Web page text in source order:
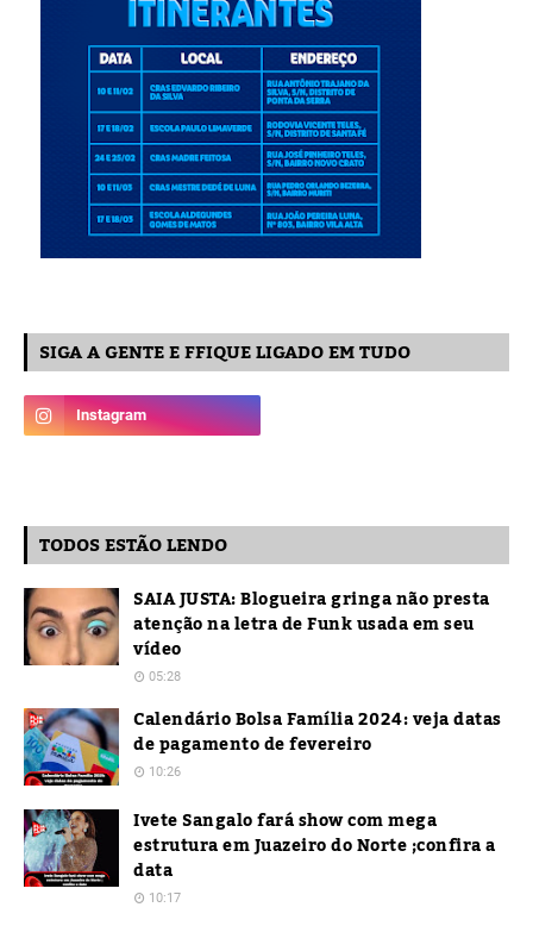
SIGA A GENTE E FFIQUE LIGADO EM TUDO
TODOS ESTÃO LENDO
SAIA JUSTA: Blogueira gringa não presta
atenção na letra de Funk usada em seu
vídeo
05:28
Calendário Bolsa Família 2024: veja datas
de pagamento de fevereiro
10:26
Ivete Sangalo fará show com mega
estrutura em Juazeiro do Norte ;confira a
data
10:17